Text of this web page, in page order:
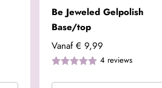
Be Jeweled Gelpolish
Base/top
Vanaf € 9,99
4 reviews